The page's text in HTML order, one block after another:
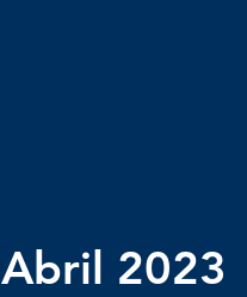
Abril 2023